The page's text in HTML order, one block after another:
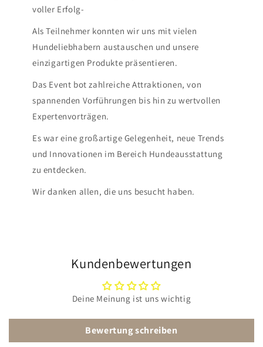
voller Erfolg-
Als Teilnehmer konnten wir uns mit vielen
Hundeliebhabern austauschen und unsere
einzigartigen Produkte präsentieren.
Das Event bot zahlreiche Attraktionen, von
spannenden Vorführungen bis hin zu wertvollen
Expertenvorträgen.
Es war eine großartige Gelegenheit, neue Trends
und Innovationen im Bereich Hundeausstattung
zu entdecken.
Wir danken allen, die uns besucht haben.
Kundenbewertungen
Deine Meinung ist uns wichtig
Bewertung schreiben